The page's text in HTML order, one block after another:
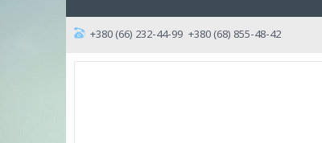
+380 (66) 232-44-99 +380 (68) 855-48-42